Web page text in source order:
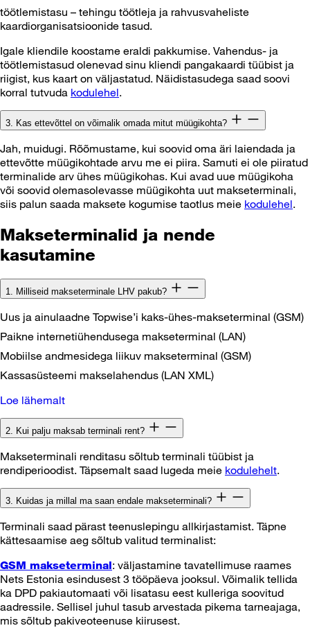
töötlemistasu – tehingu töötleja ja rahvusvaheliste
kaardiorganisatsioonide tasud.
Igale kliendile koostame eraldi pakkumise. Vahendus- ja
töötlemistasud olenevad sinu kliendi pangakaardi tüübist ja
riigist, kus kaart on väljastatud. Näidistasudega saad soovi
korral tutvuda kodulehel.
3. Kas ettevõttel on võimalik omada mitut müügikohta?
Jah, muidugi. Rõõmustame, kui soovid oma äri laiendada ja
ettevõtte müügikohtade arvu me ei piira. Samuti ei ole piiratud
terminalide arv ühes müügikohas. Kui avad uue müügikoha
või soovid olemasolevasse müügikohta uut makseterminali,
siis palun saada maksete kogumise taotlus meie kodulehel.
Makseterminalid ja nende
kasutamine
1. Milliseid makseterminale LHV pakub?
Uus ja ainulaadne Topwise’i kaks-ühes-makseterminal (GSM)
Paikne internetiühendusega makseterminal (LAN)
Mobiilse andmesidega liikuv makseterminal (GSM)
Kassasüsteemi makselahendus (LAN XML)
Loe lähemalt
2. Kui palju maksab terminali rent?
Makseterminali renditasu sõltub terminali tüübist ja
rendiperioodist. Täpsemalt saad lugeda meie kodulehelt.
3. Kuidas ja millal ma saan endale makseterminali?
Terminali saad pärast teenuslepingu allkirjastamist. Täpne
kättesaamise aeg sõltub valitud terminalist:
GSM makseterminal: väljastamine tavatellimuse raames
Nets Estonia esindusest 3 tööpäeva jooksul. Võimalik tellida
ka DPD pakiautomaati või lisatasu eest kulleriga soovitud
aadressile. Sellisel juhul tasub arvestada pikema tarneajaga,
mis sõltub pakiveoteenuse kiirusest.